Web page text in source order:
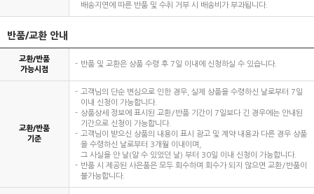
배송지연에 따른 반품 및 수취 거부 시 배송비가 부과됩니다.
반품/교환 안내
교환/반품
가능시점
반품 및 교환은 상품 수령 후 7일 이내에 신청하실 수 있습니다.
교환/반품
기준
고객님의 단순 변심으로 인한 경우, 실제 상품을 수령하신 날로부터 7일
이내 신청이 가능합니다.
상품상세 정보에 표시된 교환/반품 기간이 7일보다 긴 경우에는 안내된
기간으로 신청이 가능합니다.
고객님이 받으신 상품의 내용이 표시 광고 및 계약 내용과 다른 경우 상품
을 수령하신 날로부터 3개월 이내이며,
그 사실을 안 날(알 수 있었던 날) 부터 30일 이내 신청이 가능합니다.
반품 시 제공된 사은품은 모두 회수하며 회수가 되지 않으면 교환/반품이
불가능합니다.